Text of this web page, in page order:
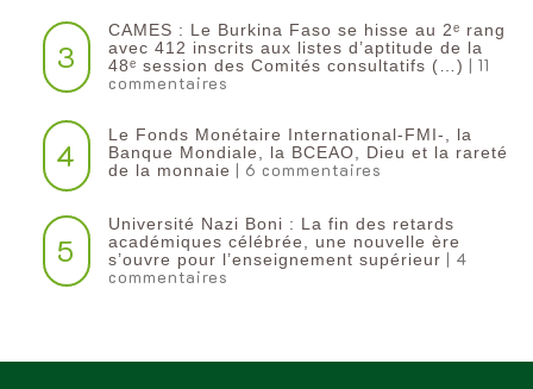
3
CAMES : Le Burkina Faso se hisse au 2ᵉ rang
avec 412 inscrits aux listes d’aptitude de la
48ᵉ session des Comités consultatifs (…)
| 11
commentaires
4
Le Fonds Monétaire International-FMI-, la
Banque Mondiale, la BCEAO, Dieu et la rareté
de la monnaie
| 6 commentaires
5
Université Nazi Boni : La fin des retards
académiques célébrée, une nouvelle ère
s’ouvre pour l’enseignement supérieur | 4
commentaires